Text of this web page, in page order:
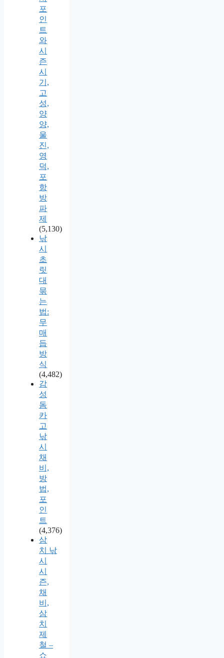
포
인
트
와
시
즌
시
기,
고
성,
양
양,
울
진,
영
덕,
포
항
방
파
제
(5,130)
낚
시
초
릿
대
묶
는
법:
무
매
듭
방
식
(4,482)
감
성
돔
카
고
낚
시
채
비,
방
법,
포
인
트
(4,376)
삼
치 낚
시
시
즌,
채
비,
삼
치
제
철 –
쇼